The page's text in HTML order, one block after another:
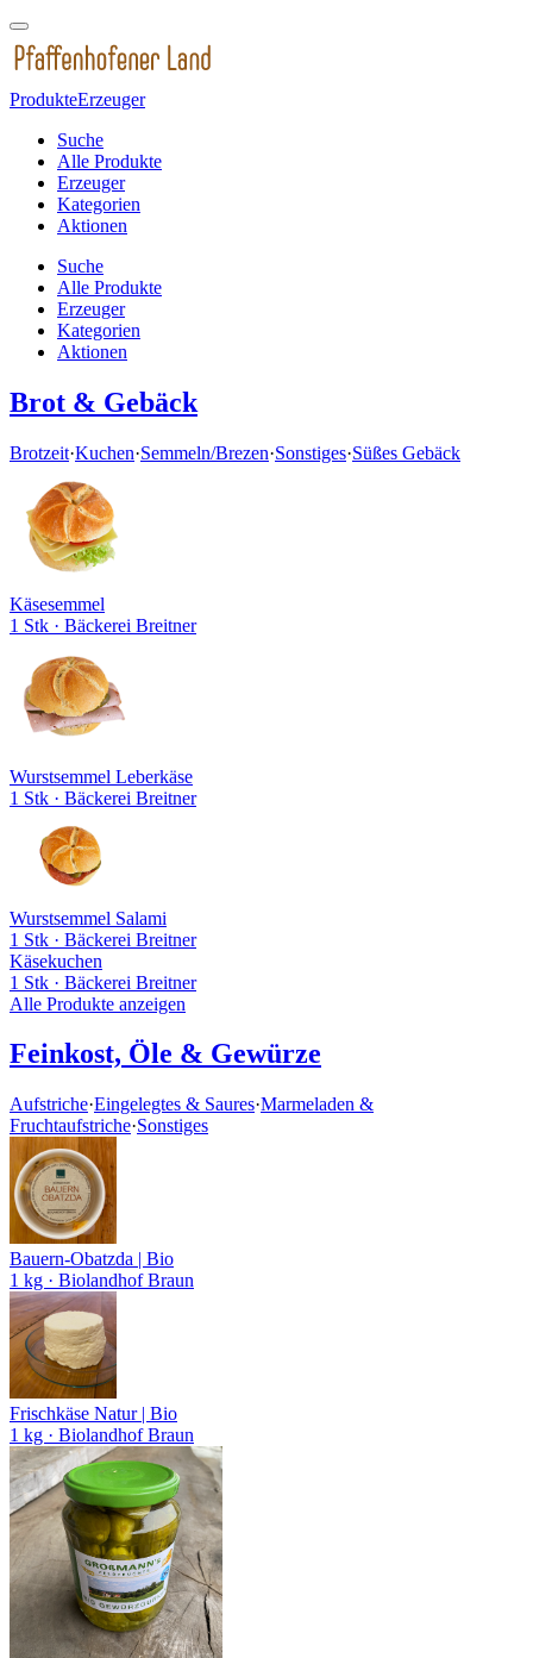
ProdukteErzeuger
Suche
Alle Produkte
Erzeuger
Kategorien
Aktionen
Suche
Alle Produkte
Erzeuger
Kategorien
Aktionen
Brot & Gebäck
Brotzeit·Kuchen·Semmeln/Brezen·Sonstiges·Süßes Gebäck
Käsesemmel
1 Stk · Bäckerei Breitner
Wurstsemmel Leberkäse
1 Stk · Bäckerei Breitner
Wurstsemmel Salami
1 Stk · Bäckerei Breitner
Käsekuchen
1 Stk · Bäckerei Breitner
Alle Produkte anzeigen
Feinkost, Öle & Gewürze
Aufstriche·Eingelegtes & Saures·Marmeladen &
Fruchtaufstriche·Sonstiges
Bauern-Obatzda | Bio
1 kg · Biolandhof Braun
Frischkäse Natur | Bio
1 kg · Biolandhof Braun